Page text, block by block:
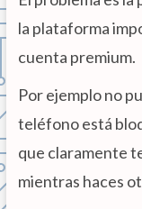
la plataforma
cuenta premium.
Por ejemplo no
teléfono está
que claramente
mientras haces